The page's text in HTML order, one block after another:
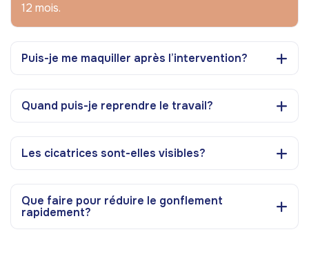
12 mois.
Puis-je me maquiller après l’intervention?
Quand puis-je reprendre le travail?
Les cicatrices sont-elles visibles?
Que faire pour réduire le gonflement
rapidement?